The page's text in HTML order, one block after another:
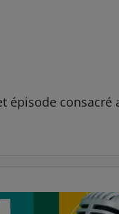
épisode consacré